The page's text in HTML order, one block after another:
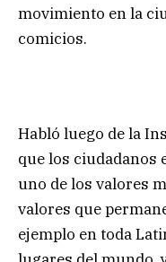
movimiento en la
comicios.
Habló luego de la
que los ciudadanos
uno de los valores
valores que
ejemplo en toda